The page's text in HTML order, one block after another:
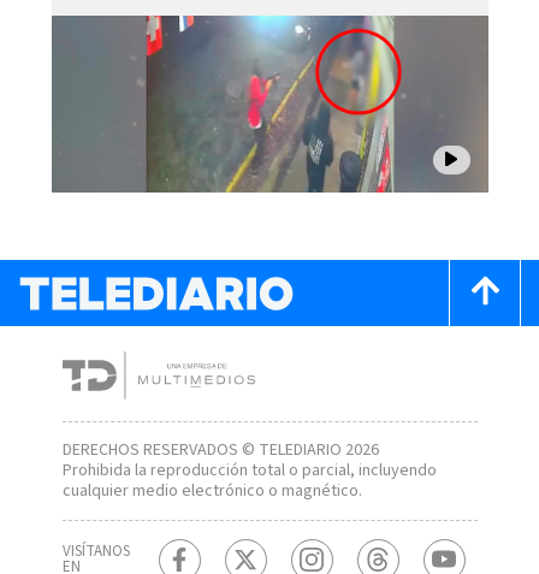
DERECHOS RESERVADOS © TELEDIARIO 2026
Prohibida la reproducción total o parcial, incluyendo
cualquier medio electrónico o magnético.
VISÍTANOS
EN